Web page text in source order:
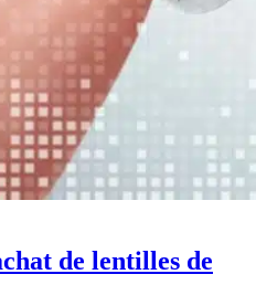
de lentilles de